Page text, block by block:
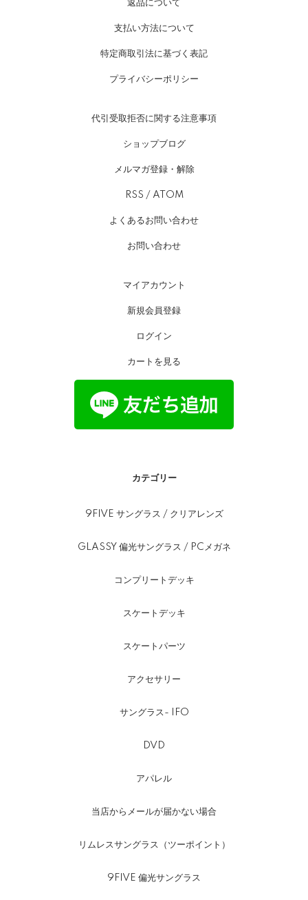
返品について
支払い方法について
特定商取引法に基づく表記
プライバシーポリシー
代引受取拒否に関する注意事項
ショップブログ
メルマガ登録・解除
RSS / ATOM
よくあるお問い合わせ
お問い合わせ
マイアカウント
新規会員登録
ログイン
カートを見る
カテゴリー
9FIVE サングラス / クリアレンズ
GLASSY 偏光サングラス / PCメガネ
コンプリートデッキ
スケートデッキ
スケートパーツ
アクセサリー
サングラス- IFO
DVD
アパレル
当店からメールが届かない場合
リムレスサングラス（ツーポイント）
9FIVE 偏光サングラス